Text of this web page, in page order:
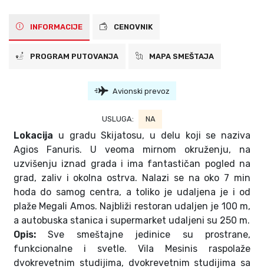
INFORMACIJE CENOVNIK
PROGRAM PUTOVANJA MAPA SMEŠTAJA
Avionski prevoz
USLUGA: NA
Lokacija u gradu Skijatosu, u delu koji se naziva
Agios Fanuris. U veoma mirnom okruženju, na
uzvišenju iznad grada i ima fantastičan pogled na
grad, zaliv i okolna ostrva. Nalazi se na oko 7 min
hoda do samog centra, a toliko je udaljena je i od
plaže Megali Amos. Najbliži restoran udaljen je 100 m,
a autobuska stanica i supermarket udaljeni su 250 m.
Opis: Sve smeštajne jedinice su prostrane,
funkcionalne i svetle. Vila Mesinis raspolaže
dvokrevetnim studijima, dvokrevetnim studijima sa